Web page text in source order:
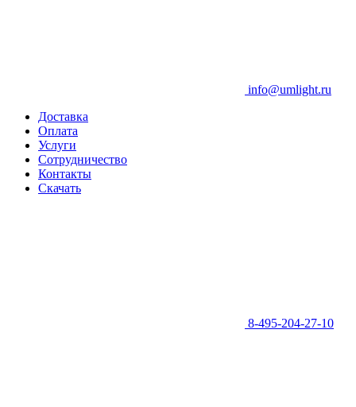
info@umlight.ru
Доставка
Оплата
Услуги
Сотрудничество
Контакты
Скачать
8-495-204-27-10